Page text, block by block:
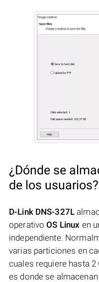
¿Dónde se
de los usuarios?
D-Link DNS-327L
operativoOS Linux en
independiente.
varias particiones en
cuales requiere hasta
es donde se